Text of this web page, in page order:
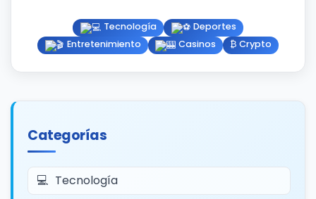
Tecnología
Deportes
Entretenimiento
Casinos ₿ Crypto
Categorías
Tecnología